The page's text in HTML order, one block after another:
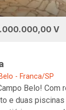
V
- Franca/SP
Com recepção,
e duas